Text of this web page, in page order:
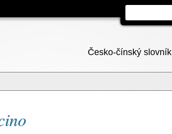
Česko-čínský slovník